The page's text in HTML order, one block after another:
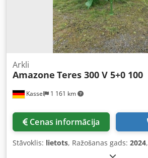
Kassel 1 161 km
Arkli
Amazone Teres 300 V 5+0 100
Cenas informācija
Stāvoklis: lietots, Ražošanas gads: 2024,